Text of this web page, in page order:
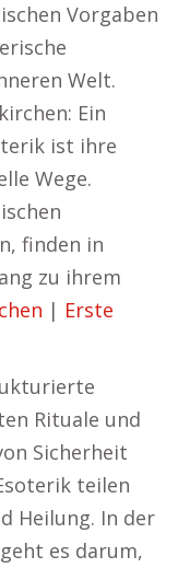
Vorgaben
Welt.
Ein
ist ihre
Wege.
finden in
zu ihrem
| Erste
Rituale und
Sicherheit
teilen
Heilung. In der
es darum,